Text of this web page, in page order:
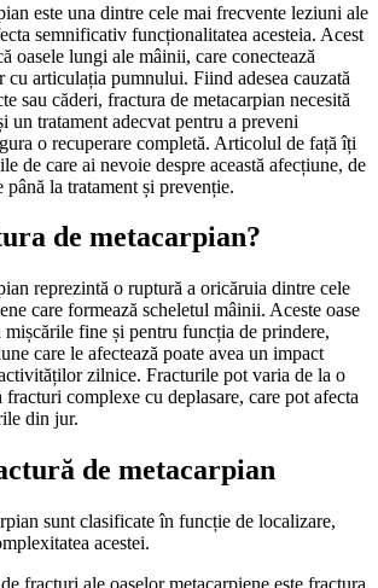
este una dintre cele mai frecvente leziuni ale
semnificativ funcționalitatea acesteia. Acest
oasele lungi ale mâinii, care conectează
cu articulația pumnului. Fiind adesea cauzată
sau căderi, fractura de metacarpian necesită
un tratament adecvat pentru a preveni
o recuperare completă. Articolul de față îți
de care ai nevoie despre această afecțiune, de
până la tratament și prevenție.
de metacarpian?
reprezintă o ruptură a oricăruia dintre cele
care formează scheletul mâinii. Aceste oase
mișcările fine și pentru funcția de prindere,
care le afectează poate avea un impact
zilnice. Fracturile pot varia de la o
complexe cu deplasare, care pot afecta
din jur.
de metacarpian
sunt clasificate în funcție de localizare,
acestei.